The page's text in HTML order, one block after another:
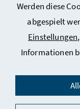
Werden diese
abgespielt
Einstellungen
Informationen
Service